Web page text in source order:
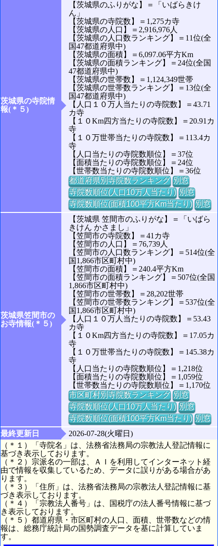
茨城県の寺院情
報(＊５)
【茨城県のふりがな】＝「いばらきけ
ん」
【茨城県の寺院数】＝1,275カ寺
【茨城県の人口】＝2,916,976人
【茨城県の人口数ランキング】＝11位(全
国47都道府県中)
【茨城県の面積】＝6,097.06平方Km
【茨城県の面積ランキング】＝24位(全国
47都道府県中)
【茨城県の世帯数】＝1,124,349世帯
【茨城県の世帯数ランキング】＝13位(全
国47都道府県中)
【人口１０万人当たりの寺院数】＝43.71
カ寺
【１０Km四方当たりの寺院数】＝20.91カ
寺
【１０万世帯当たりの寺院数】＝113.4カ
寺
【人口当たりの寺院数順位】＝37位
【面積当たりの寺院数順位】＝24位
【世帯数当たりの寺院数順位】＝36位
都道府県別寺院数ランキング 別窓
寺院数順位(人口10万人当たり) 別窓
寺院数順位(面積100平方Km当たり) 別窓
茨城県笠間市の
お寺情報(＊５)
【茨城県 笠間市のふりがな】＝「いばら
きけん かさまし」
【笠間市の寺院数】＝41カ寺
【笠間市の人口】＝76,739人
【笠間市の人口数ランキング】＝514位(全
国1,866市区町村中)
【笠間市の面積】＝240.4平方Km
【笠間市の面積ランキング】＝507位(全国
1,866市区町村中)
【笠間市の世帯数】＝28,202世帯
【笠間市の世帯数ランキング】＝537位(全
国1,866市区町村中)
【人口１０万人当たりの寺院数】＝53.43
カ寺
【１０Km四方当たりの寺院数】＝17.05カ
寺
【１０万世帯当たりの寺院数】＝145.38カ
寺
【人口当たりの寺院数順位】＝1,218位
【面積当たりの寺院数順位】＝1,059位
【世帯数当たりの寺院数順位】＝1,170位
市区町村別寺院数ランキング 別窓
寺院数順位(人口10万人当たり) 別窓
寺院数順位(面積100平方Km当たり) 別窓
最終更新日
2026-07-28(火曜日)
（＊１）「寺院名」は、法務省法務局の宗教法人登記情報に
基づき表示しております。
（＊２）宗派名の一部は、ＡＩを利用してインターネット経
由で情報を収集しているため、データに誤りがある場合があ
ります。
（＊３）「住所」は、法務省法務局の宗教法人登記情報に基
づき表示しております。
（＊４）「宗教法人番号」は、国税庁の法人番号情報に基づ
き表示しております。
（＊５）都道府県・市区町村の人口、面積、世帯数などの情
報は、総務庁統計局の国勢調査データを基に計算していま
す。